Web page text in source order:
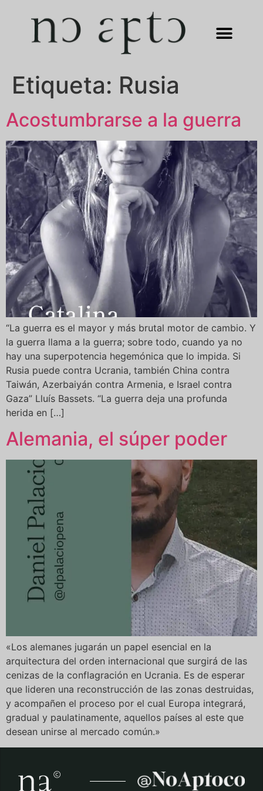
Etiqueta: Rusia
Acostumbrarse a la guerra
“La guerra es el mayor y más brutal motor de cambio. Y
la guerra llama a la guerra; sobre todo, cuando ya no
hay una superpotencia hegemónica que lo impida. Si
Rusia puede contra Ucrania, también China contra
Taiwán, Azerbaiyán contra Armenia, e Israel contra
Gaza” Lluís Bassets. “La guerra deja una profunda
herida en […]
Alemania, el súper poder
«Los alemanes jugarán un papel esencial en la
arquitectura del orden internacional que surgirá de las
cenizas de la conflagración en Ucrania. Es de esperar
que lideren una reconstrucción de las zonas destruidas,
y acompañen el proceso por el cual Europa integrará,
gradual y paulatinamente, aquellos países al este que
desean unirse al mercado común.»